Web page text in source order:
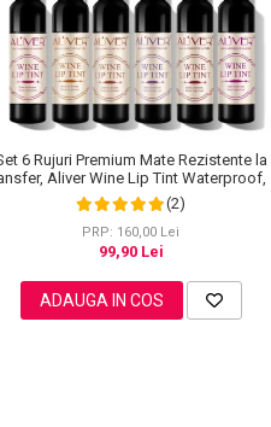
6 Rujuri Premium Mate Rezistente la
Aliver Wine Lip Tint Waterproof, 7
g X 6 buc (2)
PRP: 160,00 Lei
99,90 Lei
ADAUGA IN COS